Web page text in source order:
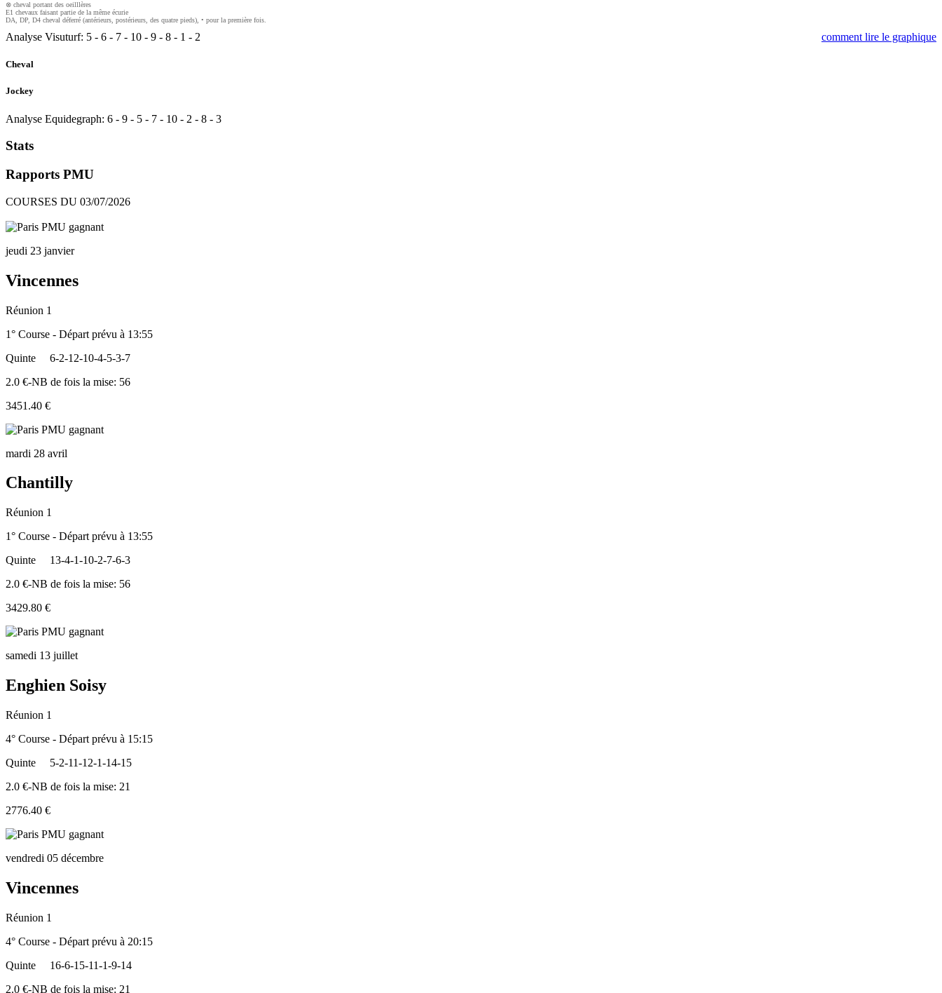
⊗ cheval portant des oeilllères
E1 chevaux faisant partie de la même écurie
DA, DP, D4 cheval déferré (antérieurs, postérieurs, des quatre pieds), • pour la première fois.
Analyse Visuturf: 5 - 6 - 7 - 10 - 9 - 8 - 1 - 2 comment lire le graphique
Cheval
Jockey
Analyse Equidegraph: 6 - 9 - 5 - 7 - 10 - 2 - 8 - 3
Stats
Rapports PMU
COURSES DU 03/07/2026
jeudi 23 janvier
Vincennes
Réunion 1
1° Course - Départ prévu à 13:55
Quinte
6-2-12-10-4-5-3-7
2.0 €-NB de fois la mise: 56
3451.40 €
mardi 28 avril
Chantilly
Réunion 1
1° Course - Départ prévu à 13:55
Quinte
13-4-1-10-2-7-6-3
2.0 €-NB de fois la mise: 56
3429.80 €
samedi 13 juillet
Enghien Soisy
Réunion 1
4° Course - Départ prévu à 15:15
Quinte
5-2-11-12-1-14-15
2.0 €-NB de fois la mise: 21
2776.40 €
vendredi 05 décembre
Vincennes
Réunion 1
4° Course - Départ prévu à 20:15
Quinte
16-6-15-11-1-9-14
2.0 €-NB de fois la mise: 21